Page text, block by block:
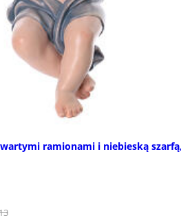
ramionami i niebieską